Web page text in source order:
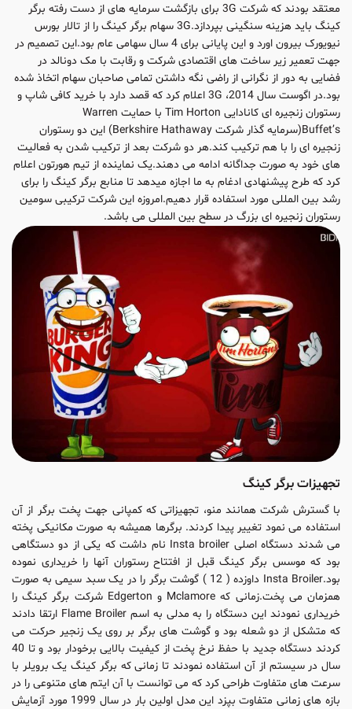
معتقد بودند که شرکت 3G برای بازگشت سرمایه های از دست رفته برگر
کینگ باید هزینه سنگینی بپردازد.3G سهام برگر کینگ را از تالار بورس
نیویورک بیرون اورد و این پایانی برای 4 سال سهامی عام بود.این تصمیم در
جهت تعمیر زیر ساخت های اقتصادی شرکت و رقابت با مک دونالد در
فضایی به دور از نگرانی از راضی نگه داشتن تمامی صاحبان سهام اتخاذ شده
بود.در اگوست سال 2014، 3G اعلام کرد که قصد دارد با خرید کافی شاپ و
رستوران زنجیره ای کانادایی Tim Horton با حمایت Warren
Buffet’s(سرمایه گذار شرکت Berkshire Hathaway) این دو رستوران
زنجیره ای را با هم ترکیب کند.هر دو شرکت بعد از ترکیب شدن به فعالیت
های خود به صورت جداگانه ادامه می دهند.یک نماینده از تیم هورتون اعلام
کرد که طرح پیشنهادی ادغام به ما اجازه میدهد تا منابع برگر کینگ را برای
رشد بین المللی مورد استفاده قرار دهیم.امروزه این شرکت ترکیبی سومین
رستوران زنجیره ای بزرگ در سطح بین المللی می باشد.
تجهیزات برگر کینگ
با گسترش شرکت همانند منو، تجهیزاتی که کمپانی جهت پخت برگر از آن
استفاده می نمود تغییر پیدا کردند. برگرها همیشه به صورت مکانیکی پخته
می شدند دستگاه اصلی Insta broiler نام داشت که یکی از دو دستگاهی
بود که موسس برگر کینگ قبل از افتتاح رستوران آنها را خریداری نموده
بود.Insta Broiler داوزده ( 12 ) گوشت برگر را در یک سبد سیمی به صورت
همزمان می پخت.زمانی که Mclamore و Edgerton شرکت برگر کینگ را
خریداری نمودند این دستگاه را به مدلی به اسم Flame Broiler ارتقا دادند
که متشکل از دو شعله بود و گوشت های برگر بر روی یک زنجیر حرکت می
کردند دستگاه جدید با حفظ نرخ پخت از کیفیت بالایی برخودار بود و تا 40
سال در سیستم از آن استفاده نمودند تا زمانی که برگر کینگ یک برویلر با
سرعت های متفاوت طراحی کرد که می توانست با آن ایتم های متنوعی را در
بازه های زمانی متفاوت بپزد این مدل اولین بار در سال 1999 مورد آزمایش